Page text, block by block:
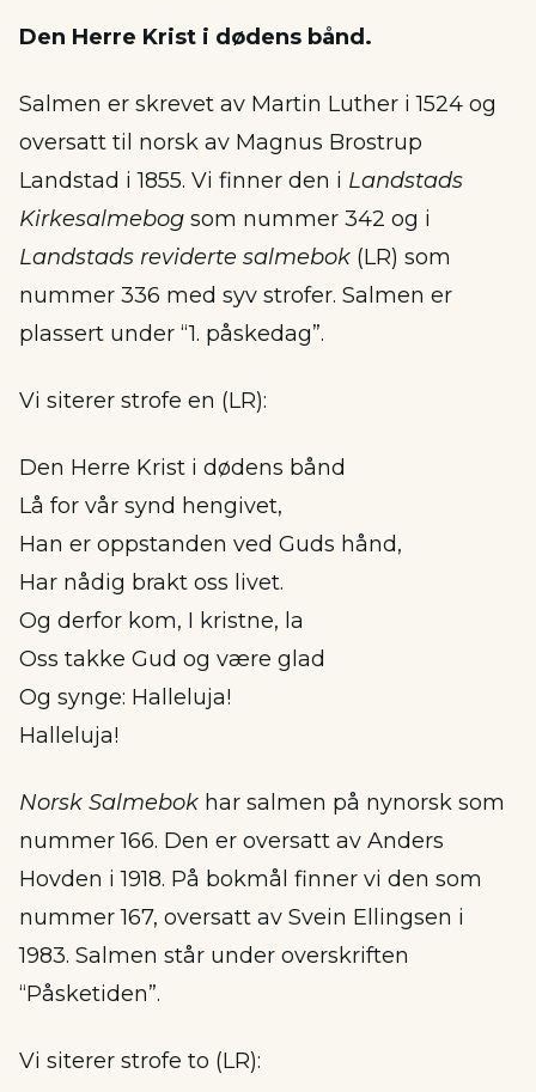
Den Herre Krist i dødens bånd.
Salmen er skrevet av Martin Luther i 1524 og
oversatt til norsk av Magnus Brostrup
Landstad i 1855. Vi finner den i Landstads
Kirkesalmebog som nummer 342 og i
Landstads reviderte salmebok (LR) som
nummer 336 med syv strofer. Salmen er
plassert under “1. påskedag”.
Vi siterer strofe en (LR):
Den Herre Krist i dødens bånd
Lå for vår synd hengivet,
Han er oppstanden ved Guds hånd,
Har nådig brakt oss livet.
Og derfor kom, I kristne, la
Oss takke Gud og være glad
Og synge: Halleluja!
Halleluja!
Norsk Salmebok har salmen på nynorsk som
nummer 166. Den er oversatt av Anders
Hovden i 1918. På bokmål finner vi den som
nummer 167, oversatt av Svein Ellingsen i
1983. Salmen står under overskriften
“Påsketiden”.
Vi siterer strofe to (LR):